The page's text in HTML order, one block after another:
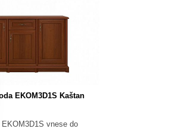
EKOM3D1S Kaštan
vnese do